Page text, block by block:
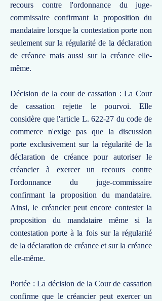
recours contre l'ordonnance du juge-
commissaire confirmant la proposition du
mandataire lorsque la contestation porte non
seulement sur la régularité de la déclaration
de créance mais aussi sur la créance elle-
même.
Décision de la cour de cassation : La Cour
de cassation rejette le pourvoi. Elle
considère que l'article L. 622-27 du code de
commerce n'exige pas que la discussion
porte exclusivement sur la régularité de la
déclaration de créance pour autoriser le
créancier à exercer un recours contre
l'ordonnance du juge-commissaire
confirmant la proposition du mandataire.
Ainsi, le créancier peut encore contester la
proposition du mandataire même si la
contestation porte à la fois sur la régularité
de la déclaration de créance et sur la créance
elle-même.
Portée : La décision de la Cour de cassation
confirme que le créancier peut exercer un